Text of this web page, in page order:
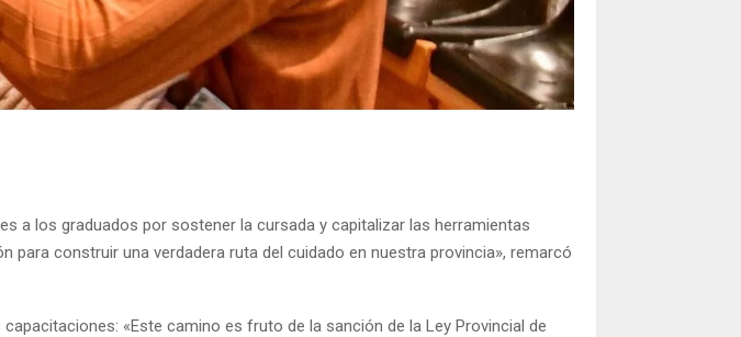
a los graduados por sostener la cursada y capitalizar las herramientas
construir una verdadera ruta del cuidado en nuestra provincia», remarcó
«Este camino es fruto de la sanción de la Ley Provincial de